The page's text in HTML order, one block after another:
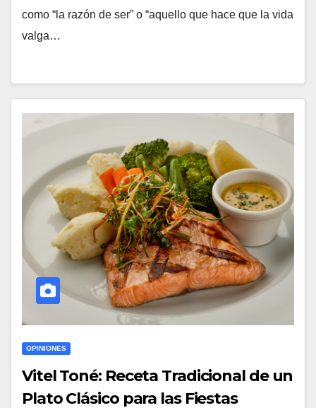
como “la razón de ser” o “aquello que hace que la vida
valga…
OPINIONES
Vitel Toné: Receta Tradicional de un
Plato Clásico para las Fiestas